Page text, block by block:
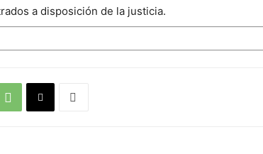
a disposición de la justicia.